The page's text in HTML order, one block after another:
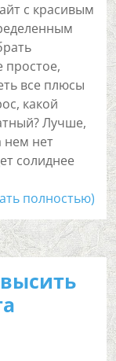
с красивым
простое,
все плюсы
какой
Лучше,
нем нет
солиднее
полностью)